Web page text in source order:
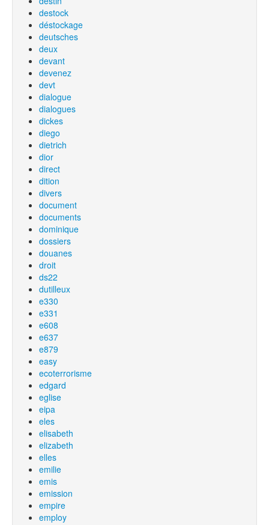
destock
déstockage
deutsches
deux
devant
devenez
devt
dialogue
dialogues
dickes
diego
dietrich
dior
direct
dition
divers
document
documents
dominique
dossiers
douanes
droit
ds22
dutilleux
e330
e331
e608
e637
e879
easy
ecoterrorisme
edgard
eglise
eipa
eles
elisabeth
elizabeth
elles
emilie
emis
emission
empire
employ